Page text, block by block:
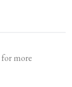
for more